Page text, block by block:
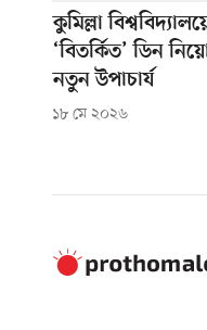
কুমিল্লা
‘বিতর্কিত’ ডিন
নতুন উপাচার্য
১৮ মে ২০২৬